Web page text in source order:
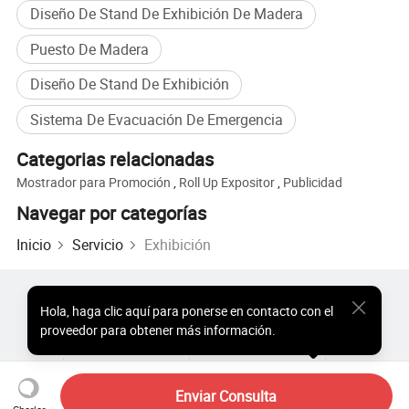
Diseño De Stand De Exhibición De Madera
Puesto De Madera
Diseño De Stand De Exhibición
Sistema De Evacuación De Emergencia
Categorias relacionadas
Mostrador para Promoción , Roll Up Expositor, Publicidad
Navegar por categorías
Inicio Servicio Exhibición
Enviar Consulta
Hola, haga clic aquí para ponerse en contacto con el
proveedor para obtener más información.
Precio de Productos Populares
Productos Populares al por Mayor
Comprador de Estrella
Sobre
Acuerdo de Usuario Política de Privacidad
Contacto
Copyright © 2026 Focus Technology Co., Ltd. All Rights Reserved